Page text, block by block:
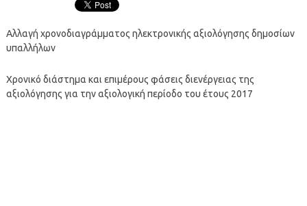
Αλλαγή χρονοδιαγράμματος ηλεκτρονικής αξιολόγησης δημοσίων
υπαλλήλων
Χρονικό διάστημα και επιμέρους φάσεις διενέργειας της
αξιολόγησης για την αξιολογική περίοδο του έτους 2017